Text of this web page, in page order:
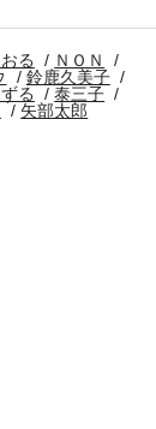
る
ＮＯＮ
鈴鹿久美子
る
泰三子
矢部太郎